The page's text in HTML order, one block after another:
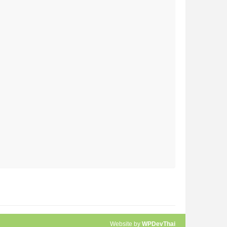
Website by WPDevThai